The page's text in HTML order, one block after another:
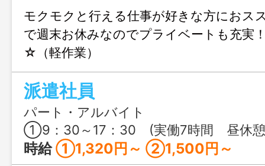
モクモクと行える仕事が好きな方におス
で週末お休みなのでプライベートも充実
☆（軽作業）
派遣社員
パート・アルバイト
①9：30～17：30 (実働7時間 昼休憩60分） ②15：30～24：30 (
時給①1,320円～ ②1,500円～